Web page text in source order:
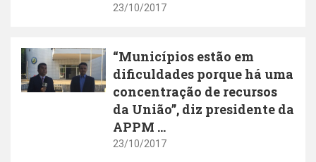
23/10/2017
“Municípios estão em
dificuldades porque há uma
concentração de recursos
da União”, diz presidente da
APPM ...
23/10/2017